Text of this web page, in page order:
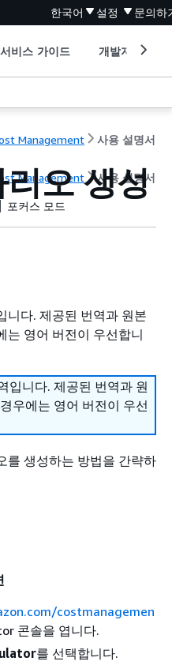
한국어 설정 문의하
서비스 가이드 개발자 도구
Management 사용 설명서
Management 사용 설명서
오 생성
포커스 모드
니다. 제공된 번역과 원본
는 영어 버전이 우선합니
입니다. 제공된 번역과 원
우에는 영어 버전이 우선
를 생성하는 방법을 간략하
costmanagemen
콘솔을 엽니다.
를 선택합니다.